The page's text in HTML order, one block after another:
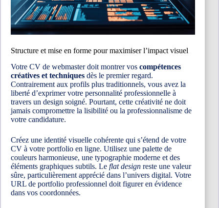
Structure et mise en forme pour maximiser l’impact visuel
Votre CV de webmaster doit montrer vos compétences
créatives et techniques dès le premier regard.
Contrairement aux profils plus traditionnels, vous avez la
liberté d’exprimer votre personnalité professionnelle à
travers un design soigné. Pourtant, cette créativité ne doit
jamais compromettre la lisibilité ou la professionnalisme de
votre candidature.
Créez une identité visuelle cohérente qui s’étend de votre
CV à votre portfolio en ligne. Utilisez une palette de
couleurs harmonieuse, une typographie moderne et des
éléments graphiques subtils. Le flat design reste une valeur
sûre, particulièrement apprécié dans l’univers digital. Votre
URL de portfolio professionnel doit figurer en évidence
dans vos coordonnées.